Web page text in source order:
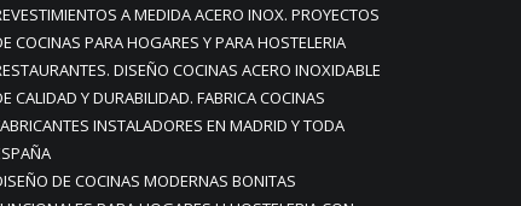
A MEDIDA ACERO INOX. PROYECTOS
COCINAS PARA HOGARES Y PARA HOSTELERIA
DISEÑO COCINAS ACERO INOXIDABLE
CALIDAD Y DURABILIDAD. FABRICA COCINAS
INSTALADORES EN MADRID Y TODA
DE COCINAS MODERNAS BONITAS